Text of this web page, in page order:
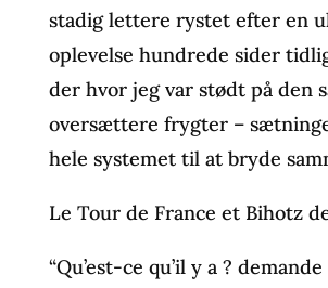
stadig lettere rystet efter en
oplevelse hundrede sider
der hvor jeg var stødt på den
oversættere frygter –
hele systemet til at bryde
Le Tour de France et Bihotz
“Qu’est-ce qu’il y a ?